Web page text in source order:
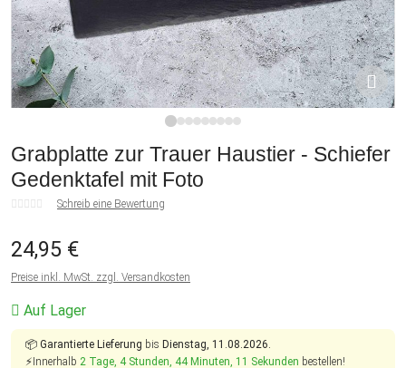
Grabplatte zur Trauer Haustier - Schiefer
Gedenktafel mit Foto
Schreib eine Bewertung
24,95 €
Preise inkl. MwSt. zzgl. Versandkosten
Auf Lager
📦 Garantierte Lieferung bis Dienstag, 11.08.2026.
⚡Innerhalb 2 Tage, 4 Stunden, 44 Minuten, 11 Sekunden bestellen!